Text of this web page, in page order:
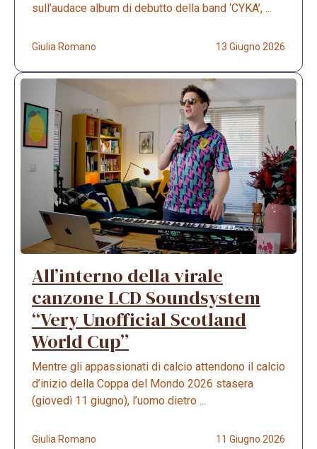
sull’audace album di debutto della band ‘CYKA’, ...
Giulia Romano 13 Giugno 2026
All’interno della virale
canzone LCD Soundsystem
“Very Unofficial Scotland
World Cup”
Mentre gli appassionati di calcio attendono il calcio
d’inizio della Coppa del Mondo 2026 stasera
(giovedì 11 giugno), l’uomo dietro ...
Giulia Romano 11 Giugno 2026